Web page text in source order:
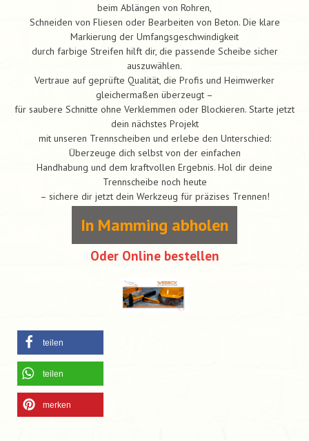
beim Ablängen von Rohren,
Schneiden von Fliesen oder Bearbeiten von Beton. Die klare
Markierung der Umfangsgeschwindigkeit
durch farbige Streifen hilft dir, die passende Scheibe sicher
auszuwählen.
Vertraue auf geprüfte Qualität, die Profis und Heimwerker
gleichermaßen überzeugt –
für saubere Schnitte ohne Verklemmen oder Blockieren. Starte jetzt
dein nächstes Projekt
mit unseren Trennscheiben und erlebe den Unterschied:
Überzeuge dich selbst von der einfachen
Handhabung und dem kraftvollen Ergebnis. Hol dir deine
Trennscheibe noch heute
– sichere dir jetzt dein Werkzeug für präzises Trennen!
In Mamming abholen
Oder Online bestellen
teilen
teilen
merken